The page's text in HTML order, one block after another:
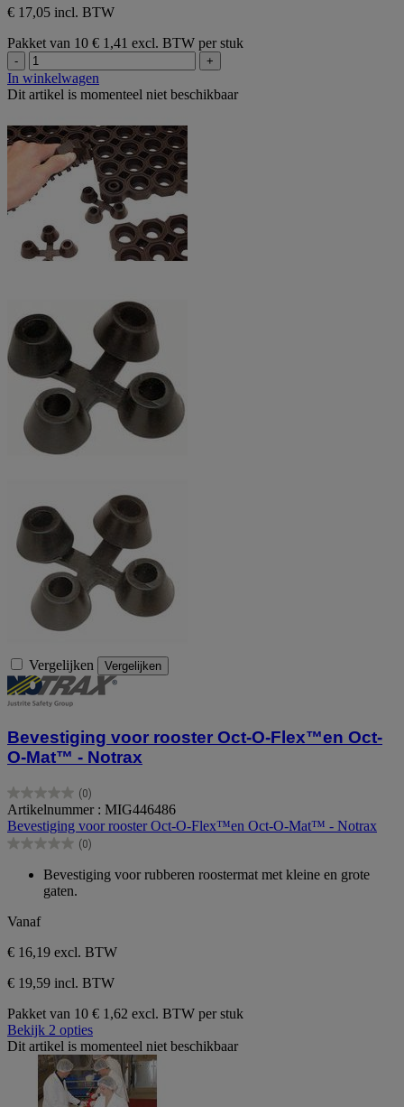
€ 17,05 incl. BTW
Pakket van 10 € 1,41 excl. BTW per stuk
- +
In winkelwagen
Dit artikel is momenteel niet beschikbaar
Vergelijken Vergelijken
Bevestiging voor rooster Oct-O-Flex™en Oct-
O-Mat™ - Notrax
(0)
0.0
van
de
5
Artikelnummer : MIG446486
Bevestiging voor rooster Oct-O-Flex™en Oct-O-Mat™ - Notrax
(0)
0.0
sterren.
Bevestiging voor rubberen roostermat met kleine en grote
gaten.
Vanaf
€ 16,19 excl. BTW
€ 19,59 incl. BTW
Pakket van 10 € 1,62 excl. BTW per stuk
Bekijk 2 opties
Dit artikel is momenteel niet beschikbaar